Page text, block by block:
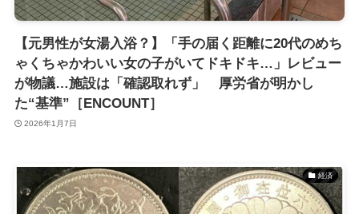
【元男性が女湯入浴？】「手の届く距離に20代のめち
ゃくちゃかわいい女の子がいてドキドキ…」レビュー
が物議…施設は「確認取れず」 厚労省が明かし
た“基準”［ENCOUNT］
2026年1月7日
経済